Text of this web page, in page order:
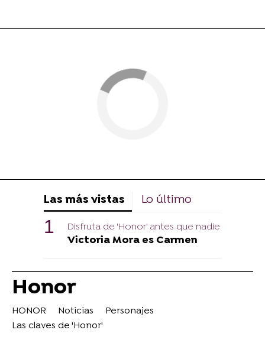
Las más vistas Lo último
Disfruta de 'Honor' antes que nadie
Victoria Mora es Carmen
Honor
HONOR Noticias
Personajes
Las claves de 'Honor'